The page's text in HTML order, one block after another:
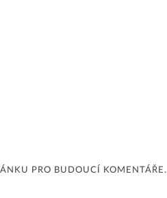
PRO BUDOUCÍ KOMENTÁŘE.